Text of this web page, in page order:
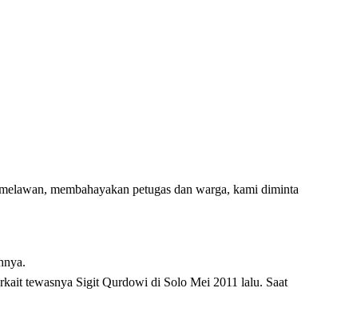
membahayakan petugas dan warga, kami diminta
tewasnya Sigit Qurdowi di Solo Mei 2011 lalu. Saat